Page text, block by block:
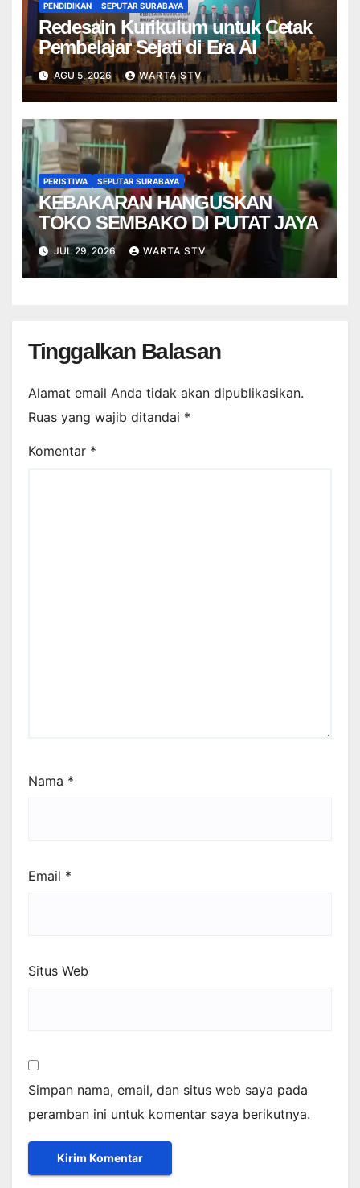
PENDIDIKAN SEPUTAR SURABAYA
Redesain Kurikulum untuk Cetak
Pembelajar Sejati di Era AI
AGU 5, 2026 WARTA STV
PERISTIWA SEPUTAR SURABAYA
KEBAKARAN HANGUSKAN
TOKO SEMBAKO DI PUTAT JAYA
JUL 29, 2026 WARTA STV
Tinggalkan Balasan
Alamat email Anda tidak akan dipublikasikan.
Ruas yang wajib ditandai *
Komentar *
Nama *
Email *
Situs Web
Simpan nama, email, dan situs web saya pada
peramban ini untuk komentar saya berikutnya.